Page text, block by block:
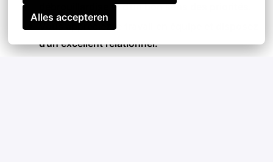
Alles accepteren
débrouillardise et d’un bon sens des priorités.
Vous appréciez le travail en équipe et disposez
d’un excellent relationnel.